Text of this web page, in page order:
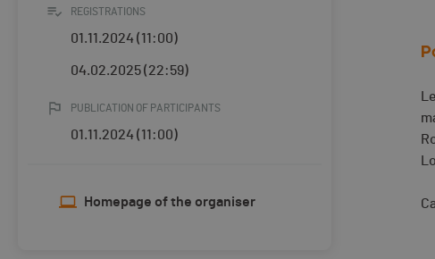
REGISTRATIONS
01.11.2024 (11:00)
04.02.2025 (22:59)
PUBLICATION OF PARTICIPANTS
01.11.2024 (11:00)
Homepage of the organiser